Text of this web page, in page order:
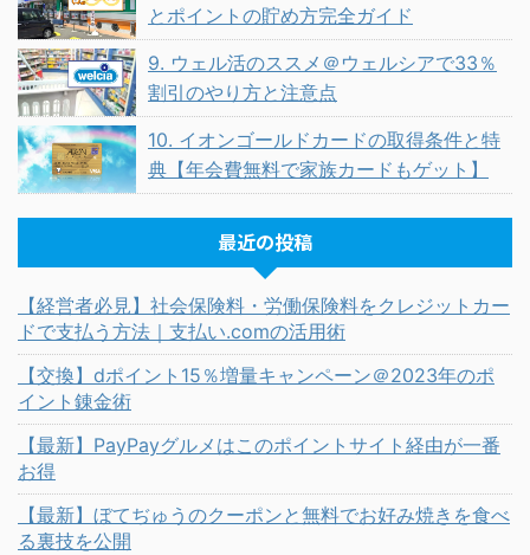
とポイントの貯め方完全ガイド
9. ウェル活のススメ＠ウェルシアで33％
割引のやり方と注意点
10. イオンゴールドカードの取得条件と特
典【年会費無料で家族カードもゲット】
最近の投稿
【経営者必見】社会保険料・労働保険料をクレジットカー
ドで支払う方法｜支払い.comの活用術
【交換】dポイント15％増量キャンペーン＠2023年のポ
イント錬金術
【最新】PayPayグルメはこのポイントサイト経由が一番
お得
【最新】ぼてぢゅうのクーポンと無料でお好み焼きを食べ
る裏技を公開